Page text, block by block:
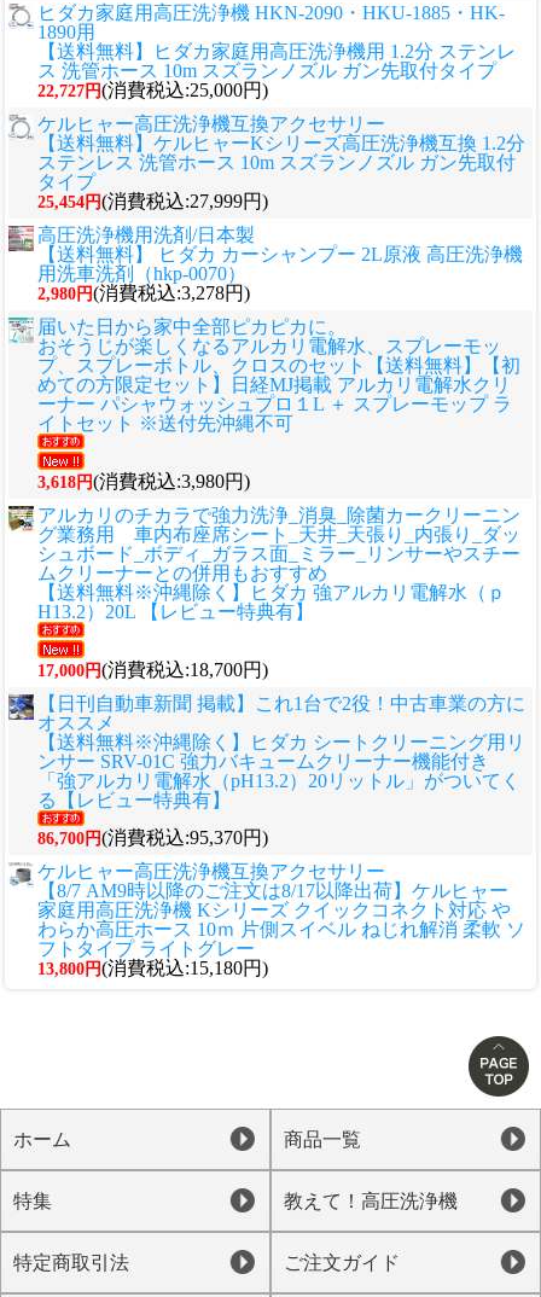
ヒダカ家庭用高圧洗浄機 HKN-2090・HKU-1885・HK-
1890用
【送料無料】ヒダカ家庭用高圧洗浄機用 1.2分 ステンレ
ス 洗管ホース 10m スズランノズル ガン先取付タイプ
22,727円(消費税込:25,000円)
ケルヒャー高圧洗浄機互換アクセサリー
【送料無料】ケルヒャーKシリーズ高圧洗浄機互換 1.2分
ステンレス 洗管ホース 10m スズランノズル ガン先取付
タイプ
25,454円(消費税込:27,999円)
高圧洗浄機用洗剤/日本製
【送料無料】 ヒダカ カーシャンプー 2L原液 高圧洗浄機
用洗車洗剤（hkp-0070）
2,980円(消費税込:3,278円)
届いた日から家中全部ピカピカに。
おそうじが楽しくなるアルカリ電解水、スプレーモッ
プ、スプレーボトル、クロスのセット
【送料無料】【初
めての方限定セット】日経MJ掲載 アルカリ電解水クリ
ーナー パシャウォッシュプロ１L ＋ スプレーモップ ラ
イトセット ※送付先沖縄不可
3,618円(消費税込:3,980円)
アルカリのチカラで強力洗浄_消臭_除菌カークリーニン
グ業務用 車内布座席シート_天井_天張り_内張り_ダッ
シュボード_ボディ_ガラス面_ミラー_リンサーやスチー
ムクリーナーとの併用もおすすめ
【送料無料※沖縄除く】ヒダカ 強アルカリ電解水（ｐ
H13.2）20L 【レビュー特典有】
17,000円(消費税込:18,700円)
【日刊自動車新聞 掲載】これ1台で2役！中古車業の方に
オススメ
【送料無料※沖縄除く】ヒダカ シートクリーニング用リ
ンサー SRV-01C 強力バキュームクリーナー機能付き
「強アルカリ電解水（pH13.2）20リットル」がついてく
る【レビュー特典有】
86,700円(消費税込:95,370円)
ケルヒャー高圧洗浄機互換アクセサリー
【8/7 AM9時以降のご注文は8/17以降出荷】ケルヒャー
家庭用高圧洗浄機 Kシリーズ クイックコネクト対応 や
わらか高圧ホース 10ｍ 片側スイベル ねじれ解消 柔軟 ソ
フトタイプ ライトグレー
13,800円(消費税込:15,180円)
ホーム 商品一覧
特集 教えて！高圧洗浄機
特定商取引法 ご注文ガイド